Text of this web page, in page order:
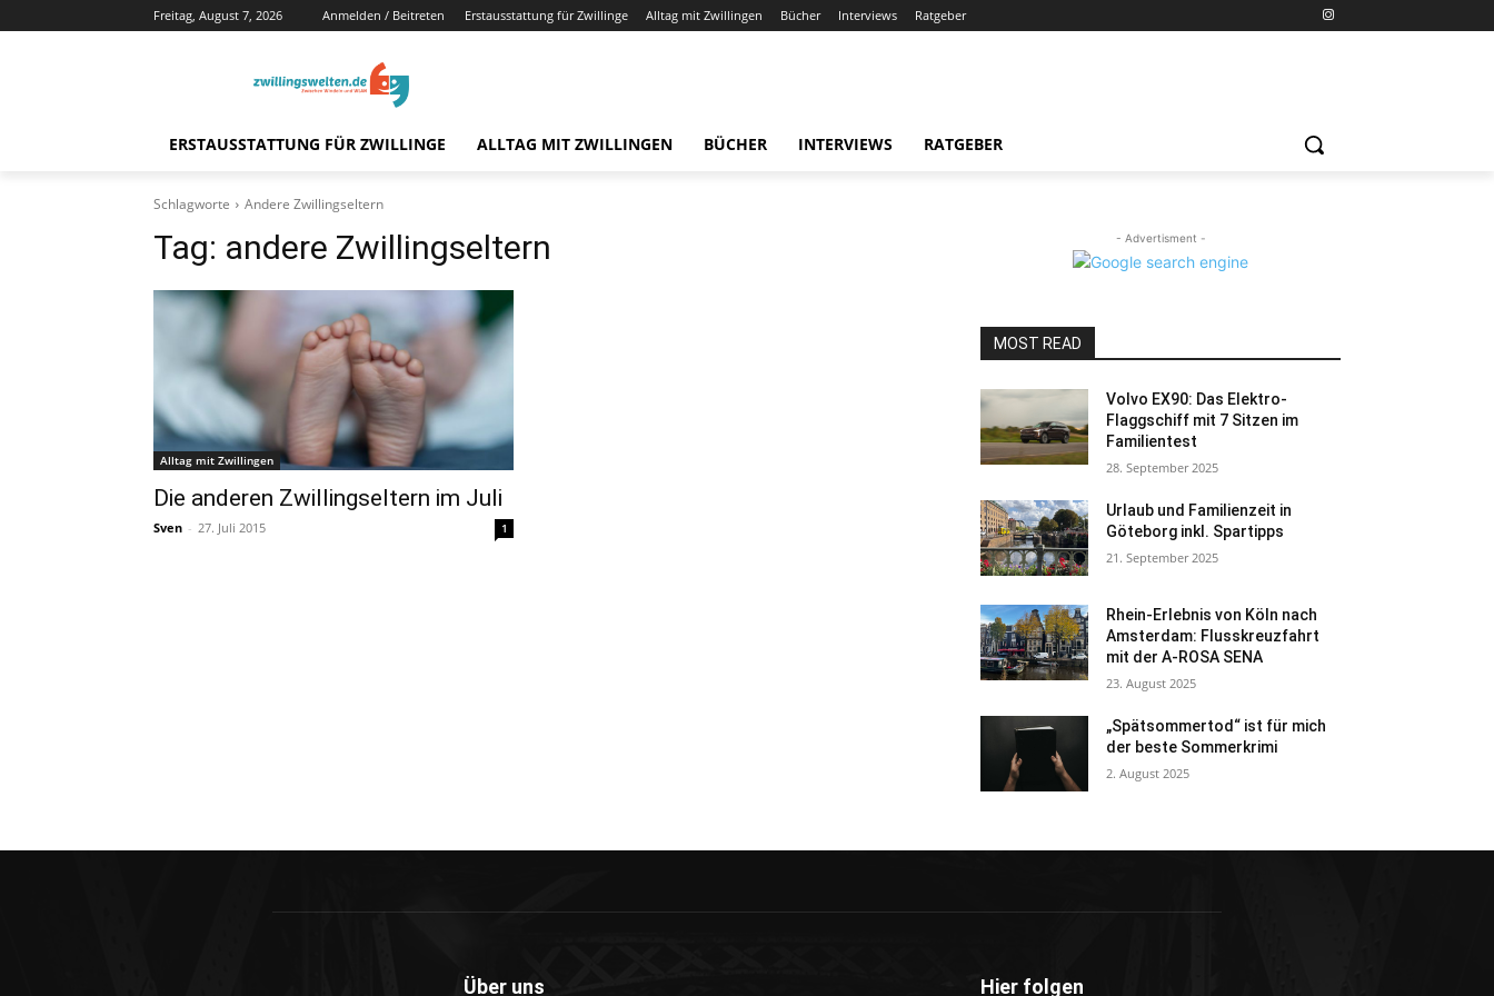
Freitag, August 7, 2026 Anmelden / Beitreten Erstausstattung für Zwillinge Alltag mit Zwillingen Bücher Interviews Ratgeber
ERSTAUSSTATTUNG FÜR ZWILLINGE ALLTAG MIT ZWILLINGEN BÜCHER INTERVIEWS RATGEBER
Schlagworte Andere Zwillingseltern
Tag: andere Zwillingseltern
Alltag mit Zwillingen
Die anderen Zwillingseltern im Juli
Sven - 27. Juli 2015 1
- Advertisment -
MOST READ
Volvo EX90: Das Elektro-
Flaggschiff mit 7 Sitzen im
Familientest
28. September 2025
Urlaub und Familienzeit in
Göteborg inkl. Spartipps
21. September 2025
Rhein-Erlebnis von Köln nach
Amsterdam: Flusskreuzfahrt
mit der A-ROSA SENA
23. August 2025
„Spätsommertod“ ist für mich
der beste Sommerkrimi
2. August 2025
Über uns Hier folgen